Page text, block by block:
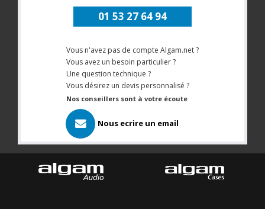
01 53 27 64 94
Vous n'avez pas de compte Algam.net ?
Vous avez un besoin particulier ?
Une question technique ?
Vous désirez un devis personnalisé ?
Nos conseillers sont à votre écoute
Nous ecrire un email